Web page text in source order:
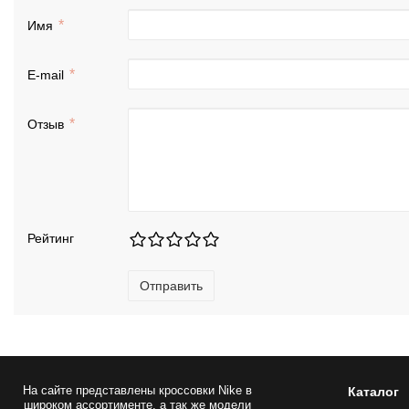
Имя
E-mail
Отзыв
Рейтинг
Отправить
На сайте представлены кроссовки Nikeв
широком ассортименте, а так же модели
Каталог